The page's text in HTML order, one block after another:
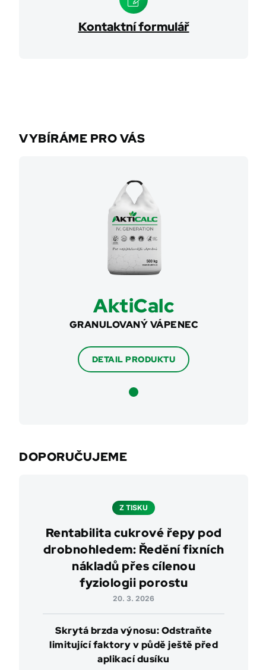
Kontaktní formulář
VYBÍRÁME PRO VÁS
AktiCalc
GRANULOVANÝ VÁPENEC
DETAIL PRODUKTU
DOPORUČUJEME
Z TISKU
Rentabilita cukrové řepy pod
drobnohledem: Ředění fixních
nákladů přes cílenou
fyziologii porostu
20. 3. 2026
Skrytá brzda výnosu: Odstraňte
limitující faktory v půdě ještě před
aplikací dusíku